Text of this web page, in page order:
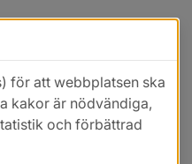
för att webbplatsen ska
kakor är nödvändiga,
och förbättrad